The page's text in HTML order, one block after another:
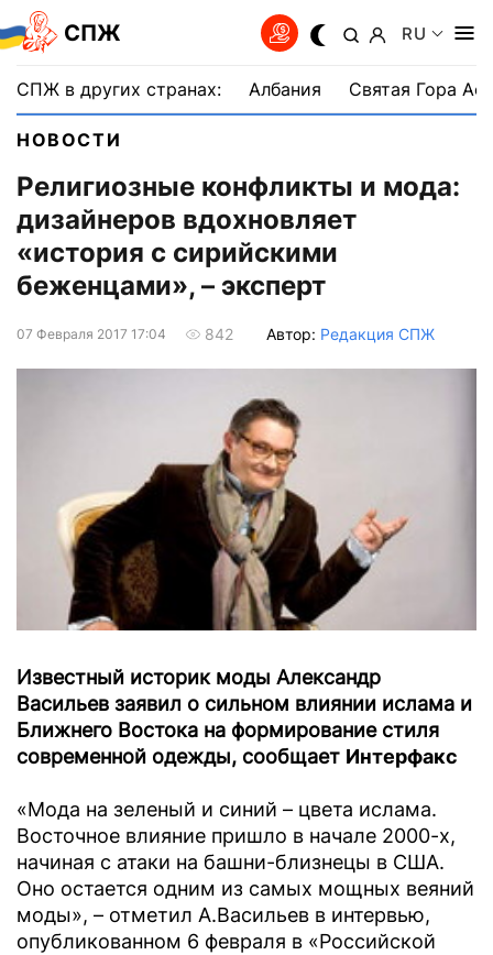
СПЖ RU
СПЖ в других странах: Албания Святая Гора
НОВОСТИ
Религиозные конфликты и мода:
дизайнеров вдохновляет
«история с сирийскими
беженцами», – эксперт
07 Февраля 2017 17:04 842 Автор: Редакция СПЖ
Известный историк моды Александр
Васильев заявил о сильном влиянии ислама и
Ближнего Востока на формирование стиля
современной одежды, сообщает Интерфакс
«Мода на зеленый и синий – цвета ислама.
Восточное влияние пришло в начале 2000-х,
начиная с атаки на башни-близнецы в США.
Оно остается одним из самых мощных веяний
моды», – отметил А.Васильев в интервью,
опубликованном 6 февраля в «Российской